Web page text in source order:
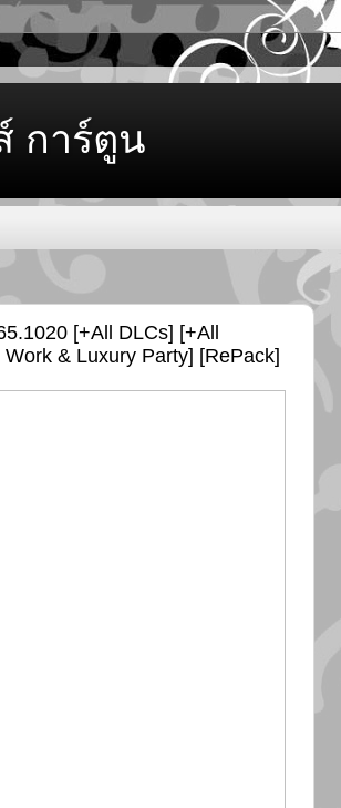
การ์ตูน
[+All DLCs] [+All
& Luxury Party] [RePack]